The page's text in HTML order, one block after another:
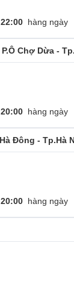
hàng ngày
Chợ Dừa -
hàng ngày
Đông - Tp.Hà
hàng ngày